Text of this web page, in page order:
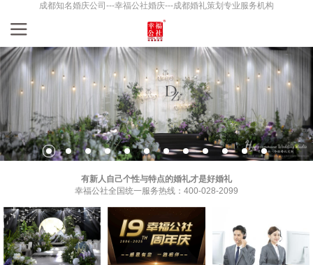
成都知名婚庆公司---幸福公社婚庆---成都婚礼策划专业服务机构
有新人自己个性与特点的婚礼才是好婚礼
幸福公社全国统一服务热线：400-028-2099